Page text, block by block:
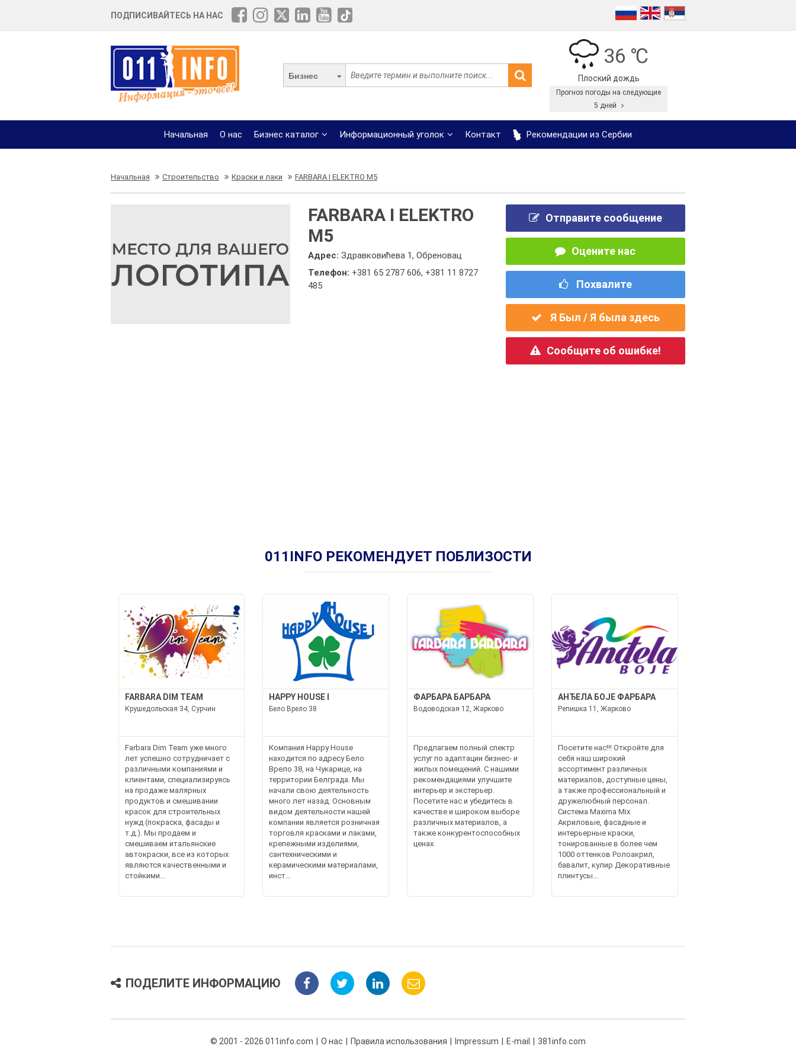
ПОДПИСИВАЙТЕСЬ НА НАС
Бизнес
36 ℃
Плоский дождь
Прогноз погоды на следующие
5 дней
Начальная О нас Бизнес каталог Информационный уголок Контакт Рекомендации из Сербии
Начальная Строительство Краски и лаки FARBARA I ELEKTRO M5
FARBARA I ELEKTRO
M5
Адрес:Здравковићева 1, Обреновац
Телефон: +381 65 2787 606, +381 11 8727
485
Отправите сообщение
Оцените нас
Похвалите
Я Был / Я была здесь
Сообщите об ошибке!
011INFO РЕКОМЕНДУЕТ ПОБЛИЗОСТИ
FARBARA DIM TEAM
Крушедольская 34, Сурчин
Farbara Dim Team уже много
лет успешно сотрудничает с
различными компаниями и
клиентами, специализируясь
на продаже малярных
продуктов и смешивании
красок для строительных
нужд (покраска, фасады и
т.д.). Мы продаем и
смешиваем итальянские
автокраски, все из которых
являются качественными и
стойкими...
HAPPY HOUSE I
Бело Врело 38
Компания Happy House
находится по адресу Бело
Врело 38, на Чукарице, на
территории Белграда. Мы
начали свою деятельность
много лет назад. Основным
видом деятельности нашей
компании является розничная
торговля красками и лаками,
крепежными изделиями,
сантехническими и
керамическими материалами,
инст...
ФАРБАРА БАРБАРА
Водоводская 12, Жарково
Предлагаем полный спектр
услуг по адаптации бизнес- и
жилых помещений. С нашими
рекомендациями улучшите
интерьер и экстерьер.
Посетите нас и убедитесь в
качестве и широком выборе
различных материалов, а
также конкурентоспособных
ценах.
АНЂЕЛА БОЈЕ ФАРБАРА
Репишка 11, Жарково
Посетите нас!!! Откройте для
себя наш широкий
ассортимент различных
материалов, доступные цены,
а также профессиональный и
дружелюбный персонал.
Система Maxima Mix
Акриловые, фасадные и
интерьерные краски,
тонированные в более чем
1000 оттенков Ролоакрил,
бавалит, кулир Декоративные
плинтусы...
ПОДЕЛИТЕ ИНФОРМАЦИЮ
© 2001 - 2026 011info.com О нас Правила использования Impressum E-mail 381info.com